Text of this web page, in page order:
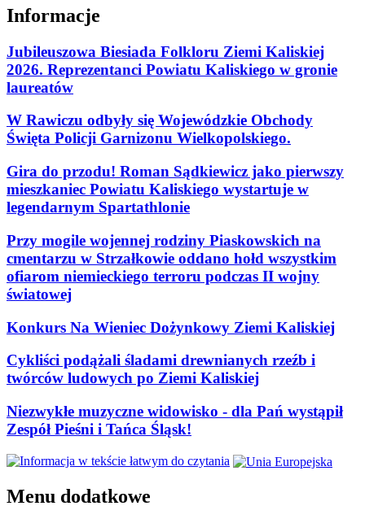
Informacje
Jubileuszowa Biesiada Folkloru Ziemi Kaliskiej
2026. Reprezentanci Powiatu Kaliskiego w gronie
laureatów
W Rawiczu odbyły się Wojewódzkie Obchody
Święta Policji Garnizonu Wielkopolskiego.
Gira do przodu! Roman Sądkiewicz jako pierwszy
mieszkaniec Powiatu Kaliskiego wystartuje w
legendarnym Spartathlonie
Przy mogile wojennej rodziny Piaskowskich na
cmentarzu w Strzałkowie oddano hołd wszystkim
ofiarom niemieckiego terroru podczas II wojny
światowej
Konkurs Na Wieniec Dożynkowy Ziemi Kaliskiej
Cykliści podążali śladami drewnianych rzeźb i
twórców ludowych po Ziemi Kaliskiej
Niezwykłe muzyczne widowisko - dla Pań wystąpił
Zespół Pieśni i Tańca Śląsk!
Menu dodatkowe